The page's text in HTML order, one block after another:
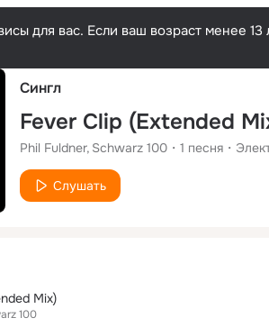
для вас. Если ваш возраст менее
Сингл
Fever Clip (Extended
Phil Fuldner Schwarz 100 1 песня
Слушать
Mix)
100